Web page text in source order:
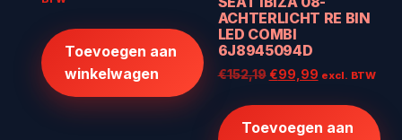
€400,00.
Toevoegen aan
winkelwagen
ACHTERLICHT RE BIN
LED COMBI
6J8945094D
€152,19 Oorspronkelijke
€152,19.
€99,99Huidige
€99,99.
excl. BTW
Toevoegen aan